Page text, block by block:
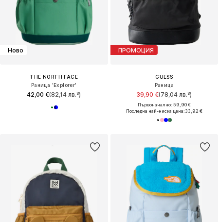
Ново
THE NORTH FACE
Раница 'Explorer'
42,00 €(82,14 лв.³)
ПРОМОЦИЯ
GUESS
Раница
39,90 €(78,04 лв.³)
Първоначално: 59,90 €
Последна най-ниска цена:33,92 €